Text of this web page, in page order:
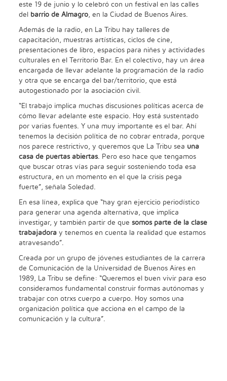
este 19 de junio y lo celebró con un festival en las calles
del barrio de Almagro, en la Ciudad de Buenos Aires.
Además de la radio, en La Tribu hay talleres de
capacitación, muestras artísticas, ciclos de cine,
presentaciones de libro, espacios para niñes y actividades
culturales en el Territorio Bar. En el colectivo, hay un área
encargada de llevar adelante la programación de la radio
y otra que se encarga del bar/territorio, que está
autogestionado por la asociación civil.
“El trabajo implica muchas discusiones políticas acerca de
cómo llevar adelante este espacio. Hoy está sustentado
por varias fuentes. Y una muy importante es el bar. Ahí
tenemos la decisión política de no cobrar entrada, porque
nos parece restrictivo, y queremos que La Tribu sea una
casa de puertas abiertas. Pero eso hace que tengamos
que buscar otras vías para seguir sosteniendo toda esa
estructura, en un momento en el que la crisis pega
fuerte”, señala Soledad.
En esa línea, explica que “hay gran ejercicio periodístico
para generar una agenda alternativa, que implica
investigar, y también partir de quesomos parte de la clase
trabajadora y tenemos en cuenta la realidad que estamos
atravesando”.
Creada por un grupo de jóvenes estudiantes de la carrera
de Comunicación de la Universidad de Buenos Aires en
1989, La Tribu se define: “Queremos el buen vivir para eso
consideramos fundamental construir formas autónomas y
trabajar con otrxs cuerpo a cuerpo. Hoy somos una
organización política que acciona en el campo de la
comunicación y la cultura”.